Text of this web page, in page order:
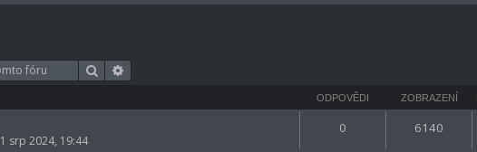
Hledat
ODPOVĚDI ZOBRAZENÍ
srp 2024, 19:44
0 6140